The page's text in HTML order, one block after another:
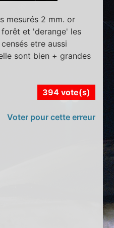
mesurés 2 mm. or
et 'derange' les
etre aussi
sont bien + grandes
394 vote(s)
Voter pour cette erreur